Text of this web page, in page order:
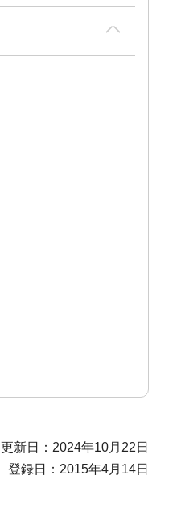
更新日：2024年10月22日
登録日：2015年4月14日